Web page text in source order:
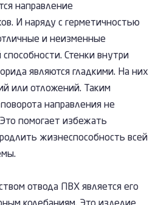
направление
И наряду с герметичностью
и неизменные
Стенки внутри
являются гладкими. На них
или отложений. Таким
направления не
помогает избежать
жизнеспособность всей
отвода ПВХ является его